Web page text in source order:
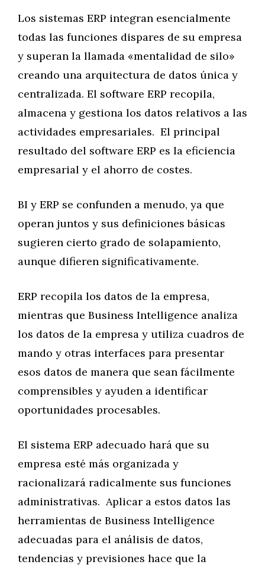
Los sistemas ERP integran esencialmente
todas las funciones dispares de su empresa
y superan la llamada «mentalidad de silo»
creando una arquitectura de datos única y
centralizada. El software ERP recopila,
almacena y gestiona los datos relativos a las
actividades empresariales. El principal
resultado del software ERP es la eficiencia
empresarial y el ahorro de costes.
BI y ERP se confunden a menudo, ya que
operan juntos y sus definiciones básicas
sugieren cierto grado de solapamiento,
aunque difieren significativamente.
ERP recopila los datos de la empresa,
mientras que Business Intelligence analiza
los datos de la empresa y utiliza cuadros de
mando y otras interfaces para presentar
esos datos de manera que sean fácilmente
comprensibles y ayuden a identificar
oportunidades procesables.
El sistema ERP adecuado hará que su
empresa esté más organizada y
racionalizará radicalmente sus funciones
administrativas. Aplicar a estos datos las
herramientas de Business Intelligence
adecuadas para el análisis de datos,
tendencias y previsiones hace que la